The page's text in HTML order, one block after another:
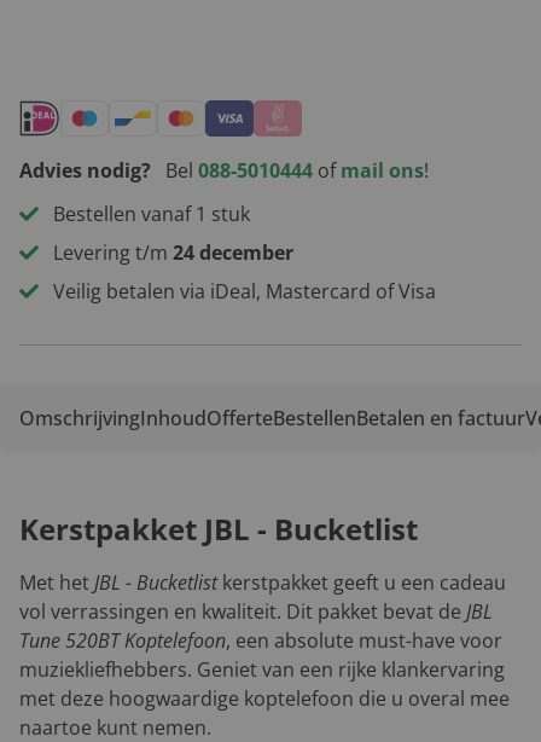
Advies nodig? Bel 088-5010444 ofmail ons!
Bestellen vanaf 1 stuk
Levering t/m 24 december
Veilig betalen via iDeal, Mastercard of Visa
OmschrijvingInhoudOfferteBestellenBetalen en factuur
Kerstpakket JBL - Bucketlist
Met hetJBL - Bucketlistkerstpakket geeft u een cadeau
vol verrassingen en kwaliteit. Dit pakket bevat de JBL
Tune 520BT Koptelefoon, een absolute must-have voor
muziekliefhebbers. Geniet van een rijke klankervaring
met deze hoogwaardige koptelefoon die u overal mee
naartoe kunt nemen.